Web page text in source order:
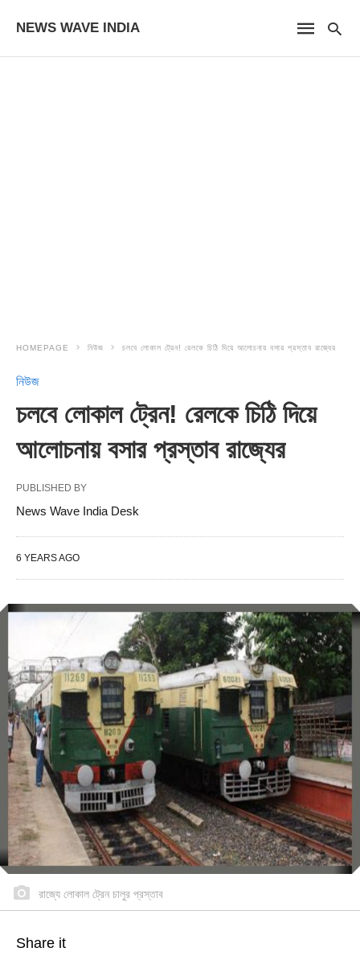
NEWS WAVE INDIA
HOMEPAGE নিউজ চলবে লোকাল ট্রেন! রেলকে চিঠি দিয়ে আলোচনায় বসার প্রস্তাব রাজ্যের
নিউজ
চলবে লোকাল ট্রেন! রেলকে চিঠি দিয়ে
আলোচনায় বসার প্রস্তাব রাজ্যের
PUBLISHED BY
News Wave India Desk
6 YEARS AGO
রাজ্যে লোকাল ট্রেন চালুর প্রস্তাব
Share it